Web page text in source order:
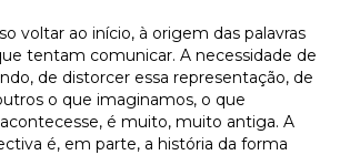
voltar ao início, à origem das palavras
tentam comunicar. A necessidade de
de distorcer essa representação, de
o que imaginamos, o que
é muito, muito antiga. A
é, em parte, a história da forma